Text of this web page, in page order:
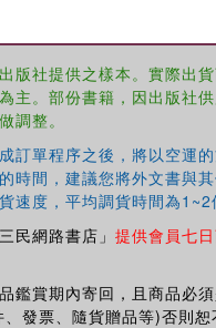
版社提供之樣本。實際出
主。部份書籍，因出版社
調整。
訂單程序之後，將以空運
時間，建議您將外文書與
速度，平均調貨時間為1~2
民網路書店」 提供會員七
鑑賞期內寄回，且商品必
發票、隨貨贈品等)否則恕